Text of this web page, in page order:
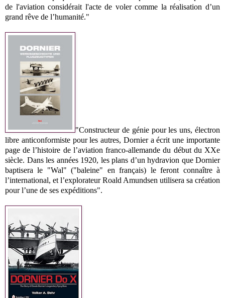
de l'aviation considérait l'acte de voler comme la réalisation d’un
grand rêve de l’humanité."
"Constructeur de génie pour les uns, électron
libre anticonformiste pour les autres, Dornier a écrit une importante
page de l’histoire de l’aviation franco-allemande du début du XXe
siècle. Dans les années 1920, les plans d’un hydravion que Dornier
baptisera le "Wal" ("baleine" en français) le feront connaître à
l’international, et l’explorateur Roald Amundsen utilisera sa création
pour l’une de ses expéditions".